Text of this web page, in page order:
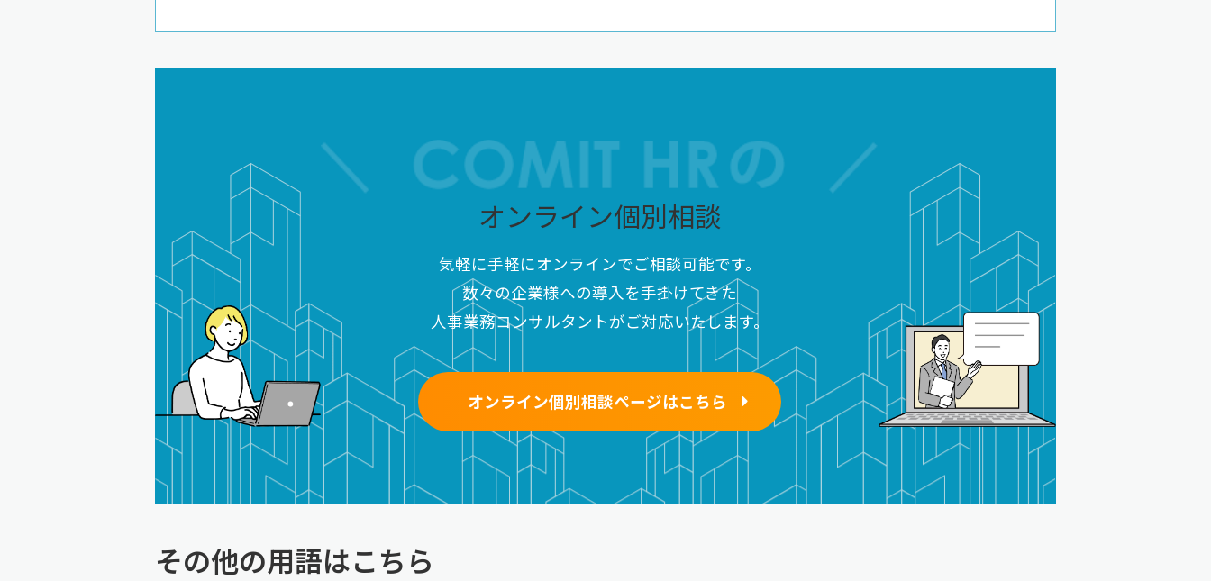
オンライン個別相談
気軽に手軽にオンラインでご相談可能です。
数々の企業様への導入を手掛けてきた
人事業務コンサルタントがご対応いたします。
オンライン個別相談ページはこちら
その他の用語はこちら